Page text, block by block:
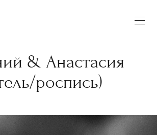
& Анастасия
роспись)